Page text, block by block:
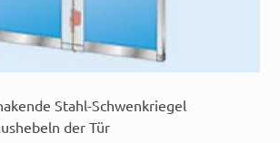
Stahl-Schwenkriegel
der Tür